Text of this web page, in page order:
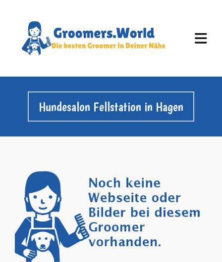
Hundesalon Fellstation in Hagen
Vorheriges